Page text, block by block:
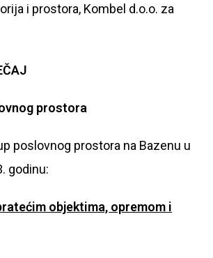
i prostora, Kombel d.o.o. za
prostora
poslovnog prostora na Bazenu u
godinu:
objektima, opremom i